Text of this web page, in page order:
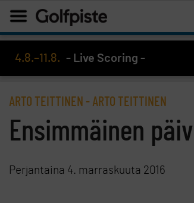
4.8.–11.8. - Live Scoring -
ARTO TEITTINEN - ARTO TEITTINEN
Ensimmäinen
Perjantaina 4. marraskuuta 2016